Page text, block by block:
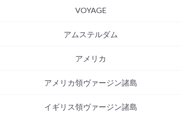
VOYAGE
アムステルダム
アメリカ
アメリカ領ヴァージン諸島
イギリス領ヴァージン諸島